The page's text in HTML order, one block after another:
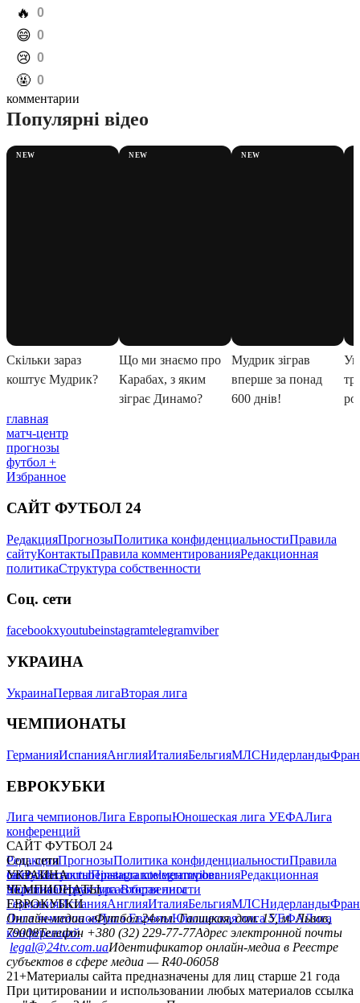
️🔥 0
️😄 0
️😢 0
️🤬 0
комментарии
главная
матч-центр
прогнозы
футбол +
Избранное
САЙТ ФУТБОЛ 24
РедакцияПрогнозыПолитика конфиденциальностиПравила
сайтуКонтактыПравила комментированияРедакционная
политикаСтруктура собственности
Соц. сети
facebookxyoutubeinstagramtelegramviber
УКРАИНА
УкраинаПервая лигаВторая лига
ЧЕМПИОНАТЫ
ГерманияИспанияАнглияИталияБельгияМЛСНидерланды
ЕВРОКУБКИ
Лига чемпионовЛига ЕвропыЮношеская лига УЕФАЛига
конференций
САЙТ ФУТБОЛ 24
РедакцияПрогнозыПолитика конфиденциальностиПравила
сайтуКонтактыПравила комментированияРедакционная
политикаСтруктура собственности
Соц. сети
facebookxyoutubeinstagramtelegramviber
УКРАИНА
УкраинаПервая лигаВторая лига
ЧЕМПИОНАТЫ
ГерманияИспанияАнглияИталияБельгияМЛСНидерланды
ЕВРОКУБКИ
Лига чемпионовЛига ЕвропыЮношеская лига УЕФАЛига
конференций
Онлайн-медиа «Футбол 24»пл. Галицкая, дом. 15, м. Львов,
79008Телефон +380 (32) 229-77-77Адрес электронной почты
legal@24tv.com.uaИдентификатор онлайн-медиа в Реестре
субъектов в сфере медиа — R40-06058
21+Материалы сайта предназначены для лиц старше 21 года
При цитировании и использовании любых материалов ссылка